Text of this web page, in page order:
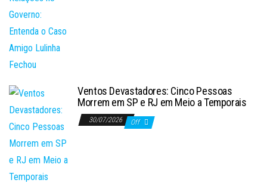
Ventos Devastadores: Cinco Pessoas
Morrem em SP e RJ em Meio a Temporais
30/07/2026 Off